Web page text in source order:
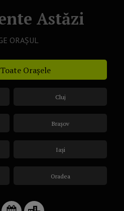
Astăzi
ORAȘUL
Orașele
Cluj
Brașov
Iași
Oradea